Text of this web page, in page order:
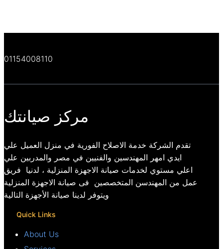
01154008110
مركز صيانتك
تقدم الشركة خدمة الاصلاح الفورية في منزل العميل علي
ايدي امهر المهندسين والفنيين في مصر والمدربين علي
اعلي مستوي لخدمات صيانة الاجهزة المنزلية ، لدنيا فريق
عمل من المهندسن المتخصصين فى صيانة الاجهزة المنزلية
ويتوفر لدينا صيانة الأجهزة التالية
Quick Links
About Us